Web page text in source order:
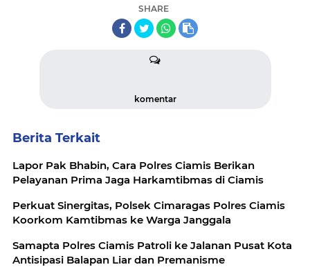
SHARE
komentar
Berita Terkait
Lapor Pak Bhabin, Cara Polres Ciamis Berikan
Pelayanan Prima Jaga Harkamtibmas di Ciamis
Perkuat Sinergitas, Polsek Cimaragas Polres Ciamis
Koorkom Kamtibmas ke Warga Janggala
Samapta Polres Ciamis Patroli ke Jalanan Pusat Kota
Antisipasi Balapan Liar dan Premanisme